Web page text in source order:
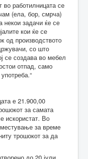
во работилницата се
(ела, бор, смрча)
некои задачи ќе се
кои ќе се
од производството
со што
се создава во мебел
отпад, само
е 21.900,00
за самата
искористат. Во
за време
трошокот за да